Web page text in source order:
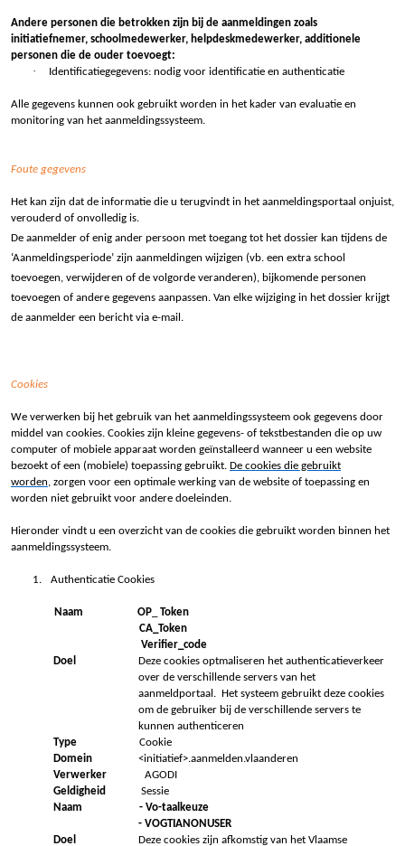
Andere personen die betrokken zijn bij de aanmeldingen zoals
initiatiefnemer, schoolmedewerker, helpdeskmedewerker, additionele
personen die de ouder toevoegt:
· Identificatiegegevens: nodig voor identificatie en authenticatie
Alle gegevens kunnen ook gebruikt worden in het kader van evaluatie en
monitoring van het aanmeldingssysteem.
Foute gegevens
Het kan zijn dat de informatie die u terugvindt in het aanmeldingsportaal onjuist,
verouderd of onvolledig is.
De aanmelder of enig ander persoon met toegang tot het dossier kan tijdens de
‘Aanmeldingsperiode’ zijn aanmeldingen wijzigen (vb. een extra school
toevoegen, verwijderen of de volgorde veranderen), bijkomende personen
toevoegen of andere gegevens aanpassen. Van elke wijziging in het dossier krijgt
de aanmelder een bericht via e-mail.
Cookies
We verwerken bij het gebruik van het aanmeldingssysteem ook gegevens door
middel van cookies. Cookies zijn kleine gegevens- of tekstbestanden die op uw
computer of mobiele apparaat worden geïnstalleerd wanneer u een website
bezoekt of een (mobiele) toepassing gebruikt. De cookies die gebruikt
worden, zorgen voor een optimale werking van de website of toepassing en
worden niet gebruikt voor andere doeleinden.
Hieronder vindt u een overzicht van de cookies die gebruikt worden binnen het
aanmeldingssysteem.
1. Authenticatie Cookies
Naam OP
Token
CA_Token
Verifier_code
Doel
Deze cookies optmaliseren het authenticatieverkeer
over de verschillende servers van het
aanmeldportaal. Het systeem gebruikt deze cookies
om de gebruiker bij de verschillende servers te
kunnen authenticeren
Type Cookie
Domein <initiatief>.aanmelden.vlaanderen
Verwerker AGODI
Geldigheid Sessie
Naam - Vo-taalkeuze
- VOGTIANONUSER
Doel
Deze cookies zijn afkomstig van het Vlaamse